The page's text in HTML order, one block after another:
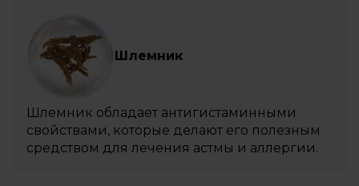
Шлемник
Шлемник обладает антигистаминными
свойствами, которые делают его полезным
средством для лечения астмы и аллергии.